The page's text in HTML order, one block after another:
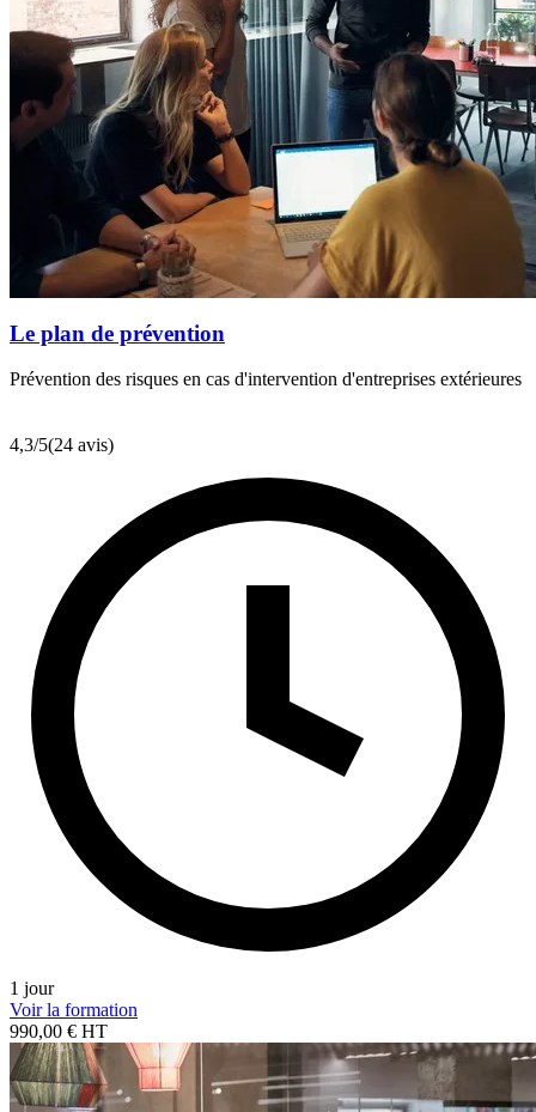
Le plan de prévention
Prévention des risques en cas d'intervention d'entreprises extérieures
4,3/5(24 avis)
1 jour
Voir la formation
990,00 € HT